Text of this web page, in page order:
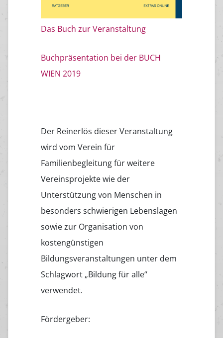
Das Buch zur Veranstaltung
Buchpräsentation bei der BUCH
WIEN 2019
Der Reinerlös dieser Veranstaltung
wird vom Verein für
Familienbegleitung für weitere
Vereinsprojekte wie der
Unterstützung von Menschen in
besonders schwierigen Lebenslagen
sowie zur Organisation von
kostengünstigen
Bildungsveranstaltungen unter dem
Schlagwort „Bildung für alle“
verwendet.
Fördergeber: